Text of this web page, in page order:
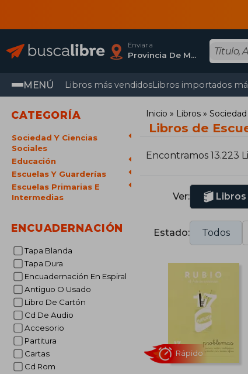
Enviar a
Provincia De Madrid
MENÚ Libros más vendidosLibros importados
CATEGORÍA
Sociedad Y Ciencias
Sociales
Educación
Escuelas Y Guarderías
Escuelas Primarias E
Intermedias
ENCUADERNACIÓN
Tapa Blanda
Tapa Dura
Encuadernación En Espiral
Antiguo O Usado
Libro De Cartón
Cd De Audio
Accesorio
Partitura
Cartas
Cd Rom
Inicio Libros
Libros de
Encontramos 13.223
Ver: Libros
Estado: Todos